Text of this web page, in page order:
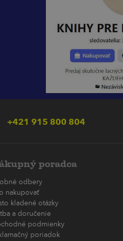
+421 915 800 804
poradca
odbery
nakupovať
kladené otázky
a doručenie
podmienky
poriadok